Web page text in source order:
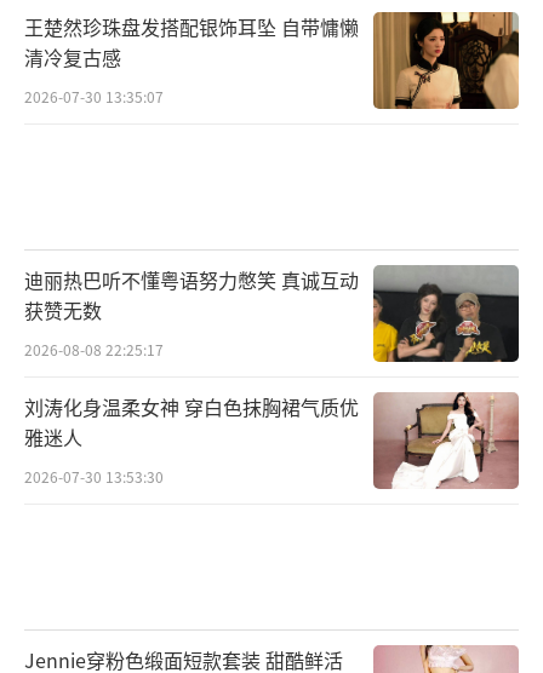
王楚然珍珠盘发搭配银饰耳坠 自带慵懒
清冷复古感
2026-07-30 13:35:07
迪丽热巴听不懂粤语努力憋笑 真诚互动
获赞无数
2026-08-08 22:25:17
刘涛化身温柔女神 穿白色抹胸裙气质优
雅迷人
2026-07-30 13:53:30
Jennie穿粉色缎面短款套装 甜酷鲜活